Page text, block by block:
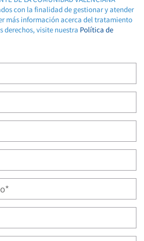
con la finalidad de gestionar y atender
más información acerca del tratamiento
derechos, visite nuestra Política de